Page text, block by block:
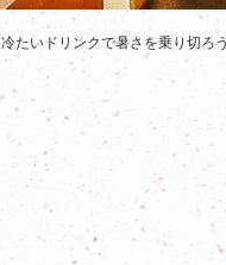
冷たいドリンクで暑さを乗り切ろ